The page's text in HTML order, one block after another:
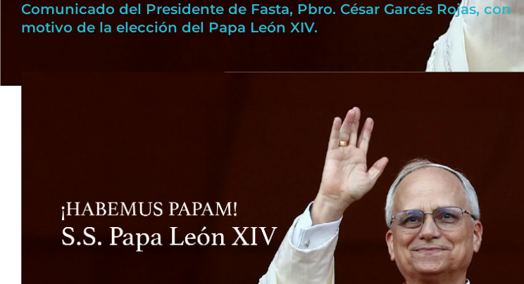
Comunicado del Presidente de Fasta, Pbro. César Garcés Rojas, con
motivo de la elección del Papa León XIV.